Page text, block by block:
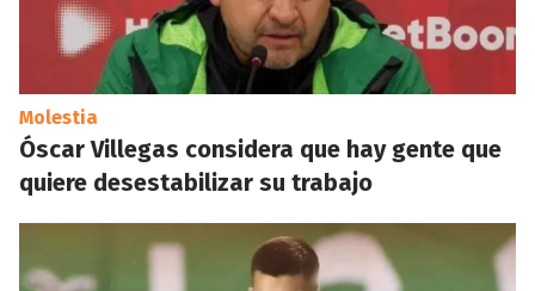
Molestia
Óscar Villegas considera que hay gente que
quiere desestabilizar su trabajo